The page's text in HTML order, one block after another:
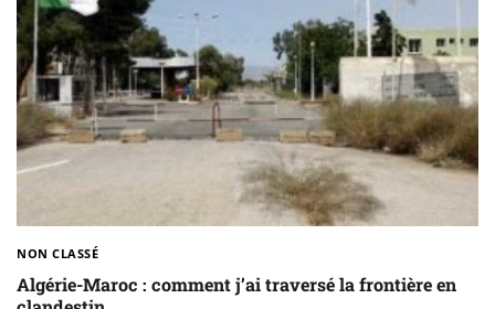
NON CLASSÉ
Algérie-Maroc : comment j’ai traversé la frontière en